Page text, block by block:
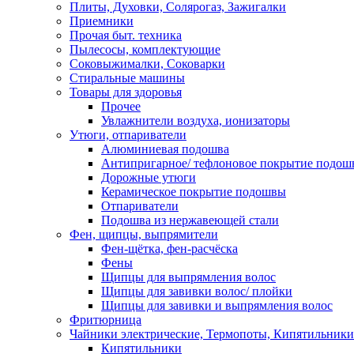
Плиты, Духовки, Солярогаз, Зажигалки
Приемники
Прочая быт. техника
Пылесосы, комплектующие
Соковыжималки, Соковарки
Стиральные машины
Товары для здоровья
Прочее
Увлажнители воздуха, ионизаторы
Утюги, отпариватели
Алюминиевая подошва
Антипригарное/ тефлоновое покрытие
Дорожные утюги
Керамическое покрытие подошвы
Отпариватели
Подошва из нержавеющей стали
Фен, щипцы, выпрямители
Фен-щётка, фен-расчёска
Фены
Щипцы для выпрямления волос
Щипцы для завивки волос/ плойки
Щипцы для завивки и выпрямления волос
Фритюрница
Чайники электрические, Термопоты, Кипятильники
Кипятильники